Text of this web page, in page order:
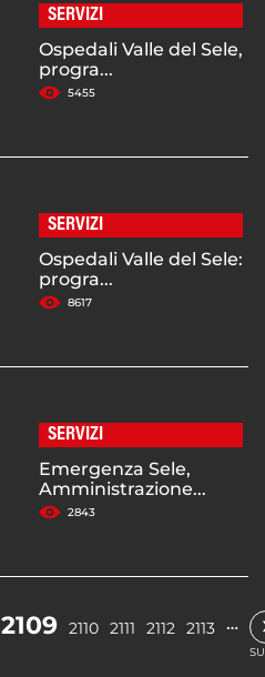
SERVIZI
Ospedali Valle del Sele,
progra...
5455
SERVIZI
Ospedali Valle del Sele:
progra...
8617
SERVIZI
Emergenza Sele,
Amministrazione...
2843
2109 2110 2111 2112 2113 …